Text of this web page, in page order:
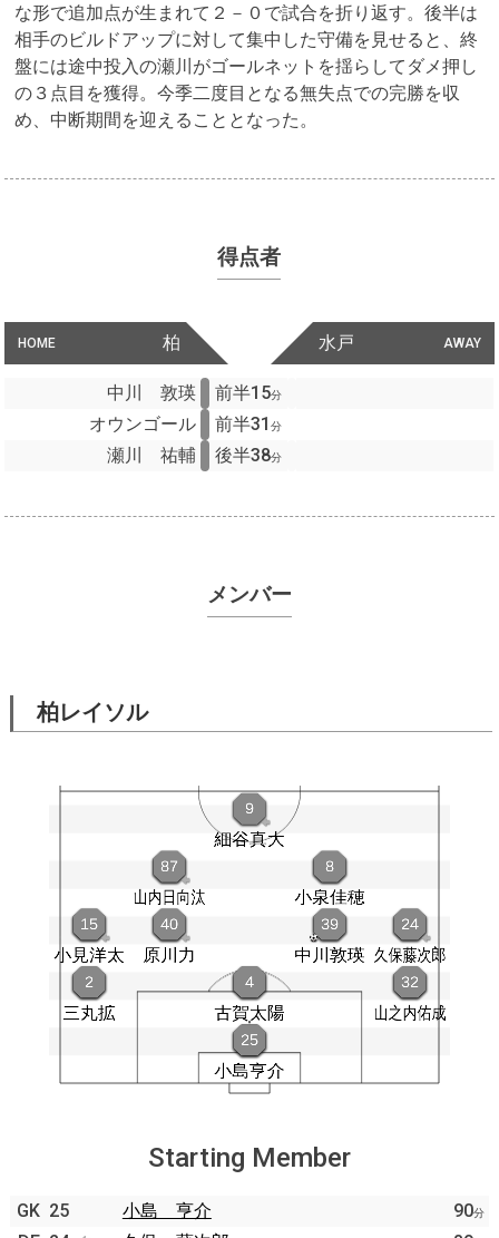
な形で追加点が生まれて２－０で試合を折り返す。後半は
相手のビルドアップに対して集中した守備を見せると、終
盤には途中投入の瀬川がゴールネットを揺らしてダメ押し
の３点目を獲得。今季二度目となる無失点での完勝を収
め、中断期間を迎えることとなった。
得点者
HOME 柏 AWAY
水戸
中川 敦瑛 前半15分
オウンゴール 前半31分
瀬川 祐輔 後半38分
メンバー
柏レイソル
Starting Member
GK 25 小島 亨介 90分